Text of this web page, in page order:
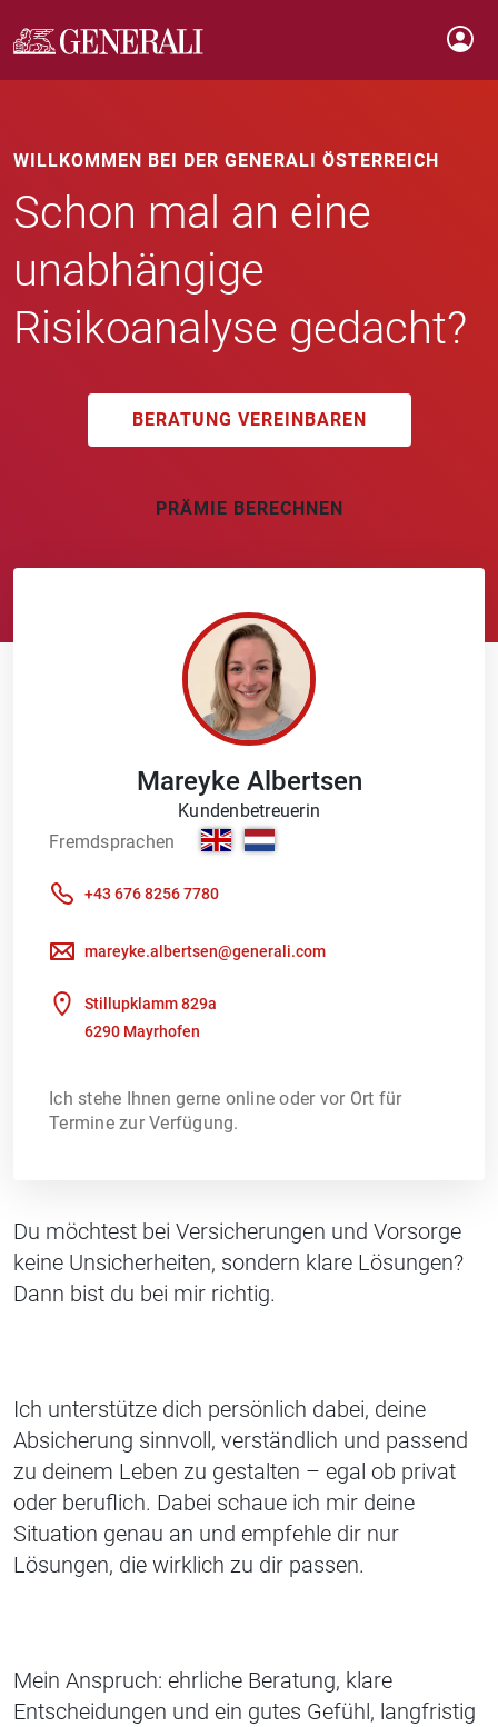
WILLKOMMEN BEI DER GENERALI ÖSTERREICH
Schon mal an eine
unabhängige
Risikoanalyse gedacht?
BERATUNG VEREINBAREN
PRÄMIE BERECHNEN
Mareyke Albertsen
Kundenbetreuerin
Fremdsprachen
+43 676 8256 7780
mareyke.albertsen@generali.com
Stillupklamm 829a
6290 Mayrhofen
Ich stehe Ihnen gerne online oder vor Ort für
Termine zur Verfügung.
Du möchtest bei Versicherungen und Vorsorge
keine Unsicherheiten, sondern klare Lösungen?
Dann bist du bei mir richtig.
Ich unterstütze dich persönlich dabei, deine
Absicherung sinnvoll, verständlich und passend
zu deinem Leben zu gestalten – egal ob privat
oder beruflich. Dabei schaue ich mir deine
Situation genau an und empfehle dir nur
Lösungen, die wirklich zu dir passen.
Mein Anspruch: ehrliche Beratung, klare
Entscheidungen und ein gutes Gefühl, langfristig